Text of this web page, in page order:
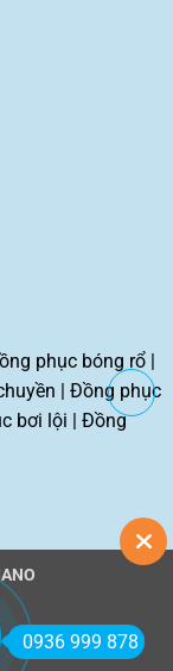
phục bóng rổ|
Đồng phục
bơi lội
Đồng
0936 999 878